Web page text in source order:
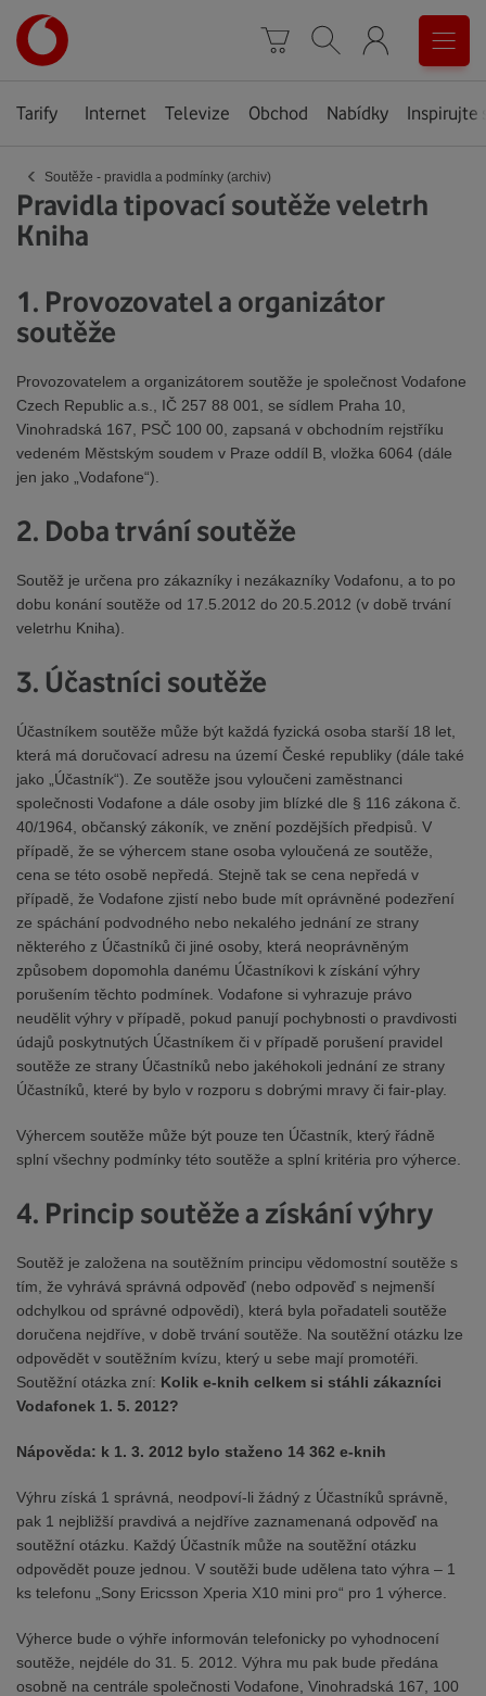
stránka
Košík
Vyhledávání
Menu
Tarify Internet Televize Obchod Nabídky Inspirujte
‹ Soutěže - pravidla a podmínky (archiv)
Pravidla tipovací soutěže veletrh
Kniha
1. Provozovatel a organizátor
soutěže
Provozovatelem a organizátorem soutěže je společnost Vodafone
Czech Republic a.s., IČ 257 88 001, se sídlem Praha 10,
Vinohradská 167, PSČ 100 00, zapsaná v obchodním rejstříku
vedeném Městským soudem v Praze oddíl B, vložka 6064 (dále
jen jako „Vodafone“).
2. Doba trvání soutěže
Soutěž je určena pro zákazníky i nezákazníky Vodafonu, a to po
dobu konání soutěže od 17.5.2012 do 20.5.2012 (v době trvání
veletrhu Kniha).
3. Účastníci soutěže
Účastníkem soutěže může být každá fyzická osoba starší 18 let,
která má doručovací adresu na území České republiky (dále také
jako „Účastník“). Ze soutěže jsou vyloučeni zaměstnanci
společnosti Vodafone a dále osoby jim blízké dle § 116 zákona č.
40/1964, občanský zákoník, ve znění pozdějších předpisů. V
případě, že se výhercem stane osoba vyloučená ze soutěže,
cena se této osobě nepředá. Stejně tak se cena nepředá v
případě, že Vodafone zjistí nebo bude mít oprávněné podezření
ze spáchání podvodného nebo nekalého jednání ze strany
některého z Účastníků či jiné osoby, která neoprávněným
způsobem dopomohla danému Účastníkovi k získání výhry
porušením těchto podmínek. Vodafone si vyhrazuje právo
neudělit výhry v případě, pokud panují pochybnosti o pravdivosti
údajů poskytnutých Účastníkem či v případě porušení pravidel
soutěže ze strany Účastníků nebo jakéhokoli jednání ze strany
Účastníků, které by bylo v rozporu s dobrými mravy či fair-play.
Výhercem soutěže může být pouze ten Účastník, který řádně
splní všechny podmínky této soutěže a splní kritéria pro výherce.
4. Princip soutěže a získání výhry
Soutěž je založena na soutěžním principu vědomostní soutěže s
tím, že vyhrává správná odpověď (nebo odpověď s nejmenší
odchylkou od správné odpovědi), která byla pořadateli soutěže
doručena nejdříve, v době trvání soutěže. Na soutěžní otázku lze
odpovědět v soutěžním kvízu, který u sebe mají promotéři.
Soutěžní otázka zní: Kolik e-knih celkem si stáhli zákazníci
Vodafonek 1. 5. 2012?
Nápověda: k 1. 3. 2012 bylo staženo 14 362 e-knih
Výhru získá 1 správná, neodpoví-li žádný z Účastníků správně,
pak 1 nejbližší pravdivá a nejdříve zaznamenaná odpověď na
soutěžní otázku. Každý Účastník může na soutěžní otázku
odpovědět pouze jednou. V soutěži bude udělena tato výhra – 1
ks telefonu „Sony Ericsson Xperia X10 mini pro“ pro 1 výherce.
Výherce bude o výhře informován telefonicky po vyhodnocení
soutěže, nejdéle do 31. 5. 2012. Výhra mu pak bude předána
osobně na centrále společnosti Vodafone, Vinohradská 167, 100